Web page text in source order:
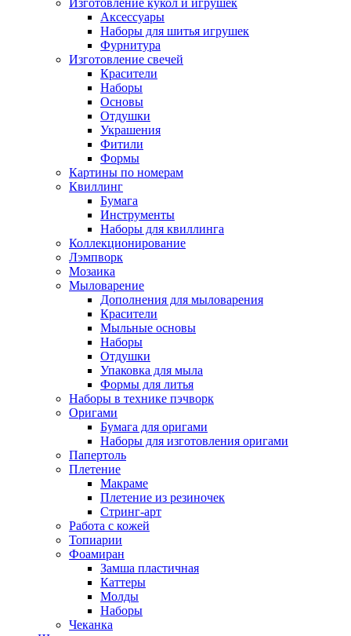
Изготовление кукол и игрушек
Аксессуары
Наборы для шитья игрушек
Фурнитура
Изготовление свечей
Красители
Наборы
Основы
Отдушки
Украшения
Фитили
Формы
Картины по номерам
Квиллинг
Бумага
Инструменты
Наборы для квиллинга
Коллекционирование
Лэмпворк
Мозаика
Мыловарение
Дополнения для мыловарения
Красители
Мыльные основы
Наборы
Отдушки
Упаковка для мыла
Формы для литья
Наборы в технике пэчворк
Оригами
Бумага для оригами
Наборы для изготовления оригами
Папертоль
Плетение
Макраме
Плетение из резиночек
Стринг-арт
Работа с кожей
Топиарии
Фоамиран
Замша пластичная
Каттеры
Молды
Наборы
Чеканка